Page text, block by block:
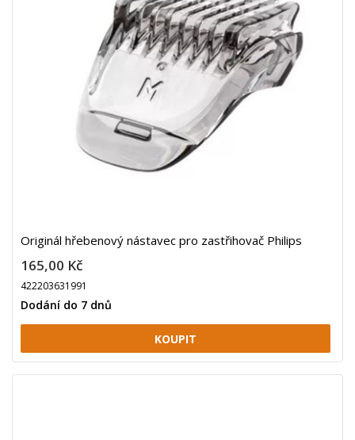
Originál hřebenový nástavec pro zastřihovač Philips
165,00 Kč
422203631991
Dodání do 7 dnů